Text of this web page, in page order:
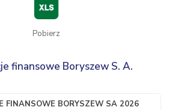
Pobierz
finansowe Boryszew S. A.
FINANSOWE BORYSZEW SA 2026